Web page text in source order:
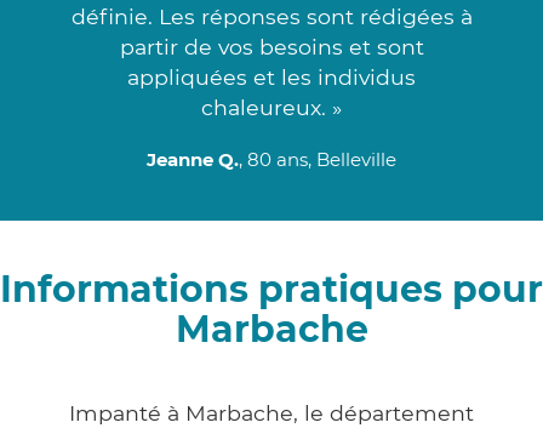
définie. Les réponses sont rédigées à
partir de vos besoins et sont
appliquées et les individus
chaleureux. »
Jeanne Q., 80 ans, Belleville
Informations pratiques pour
Marbache
Impanté à Marbache, le département